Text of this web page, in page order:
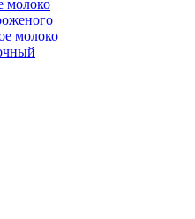
молоко
молоко